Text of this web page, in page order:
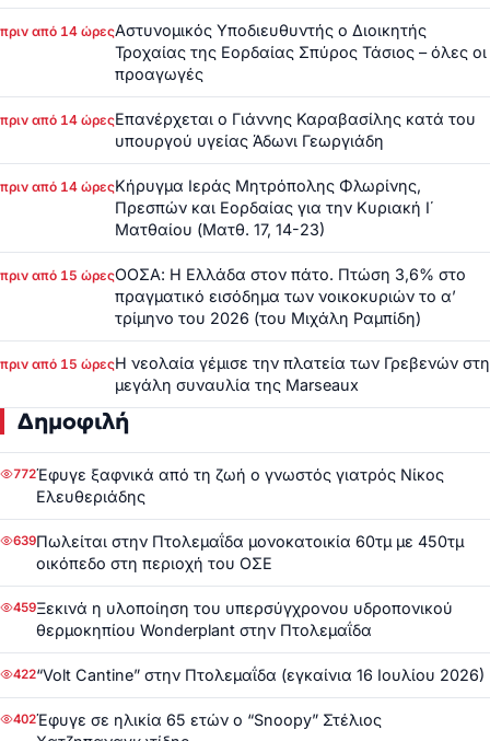
πριν από 14 ώρεςΑστυνομικός Υποδιευθυντής ο Διοικητής
Τροχαίας της Εορδαίας Σπύρος Τάσιος – όλες οι
προαγωγές
πριν από 14 ώρεςΕπανέρχεται ο Γιάννης Καραβασίλης κατά του
υπουργού υγείας Άδωνι Γεωργιάδη
πριν από 14 ώρεςΚήρυγμα Ιεράς Μητρόπολης Φλωρίνης,
Πρεσπών και Εορδαίας για την Κυριακή Ι΄
Ματθαίου (Ματθ. 17, 14-23)
πριν από 15 ώρεςΟΟΣΑ: Η Ελλάδα στον πάτο. Πτώση 3,6% στο
πραγματικό εισόδημα των νοικοκυριών το α’
τρίμηνο του 2026 (του Μιχάλη Ραμπίδη)
πριν από 15 ώρεςΗ νεολαία γέμισε την πλατεία των Γρεβενών στη
μεγάλη συναυλία της Marseaux
Δημοφιλή
772Έφυγε ξαφνικά από τη ζωή ο γνωστός γιατρός Νίκος
Ελευθεριάδης
639Πωλείται στην Πτολεμαΐδα μονοκατοικία 60τμ με 450τμ
οικόπεδο στη περιοχή του ΟΣΕ
459Ξεκινά η υλοποίηση του υπερσύγχρονου υδροπονικού
θερμοκηπίου Wonderplant στην Πτολεμαΐδα
422“Volt Cantine” στην Πτολεμαΐδα (εγκαίνια 16 Ιουλίου 2026)
402Έφυγε σε ηλικία 65 ετών ο “Snoopy” Στέλιος